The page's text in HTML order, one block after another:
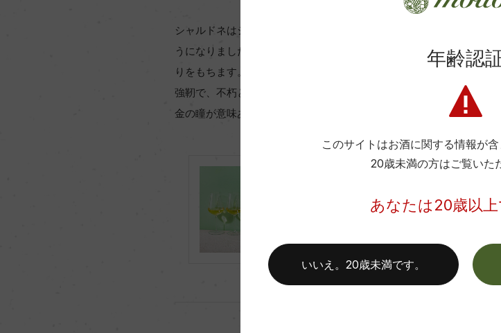
シャルドネはシャブリ地区の粘土石灰岩質土壌の冷たいテロワール
うになりました。その味わいは、酸とミネラルによって硬く、決し
りをもちます。シャブリ・グラン・クリュ（特級畑）は当然のこと
強靭で、不朽と思われるほどです。驚くほど長命で、10 年ほど寝か
金の瞳が意味ありげに輝くようになります。
わかりやすく徹底解説『
年齢認
このサイトはお酒に関する情報が含
20歳未満の方はご覧いた
あなたは20歳以上
いいえ。20歳未満です。